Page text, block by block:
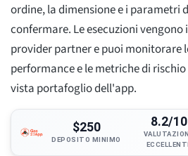
ordine, la dimensione e i parametri
confermare. Le esecuzioni
provider partner e puoi monitorare
performance e le metriche di
vista portafoglio dell'app.
$250
DEPOSITO MINIMO
8.2/10